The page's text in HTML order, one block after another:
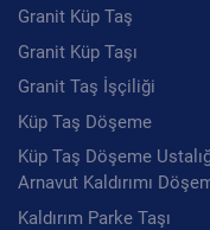
Granit Küp Taş
Granit Küp Taşı
Granit Taş İşçiliği
Küp Taş Döşeme
Küp Taş Döşeme
Arnavut Kaldırımı
Kaldırım Parke Taşı